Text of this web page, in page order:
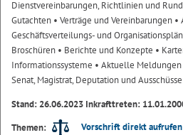
Dienstvereinbarungen, Richtlinien und
Gutachten • Verträge und Vereinbarungen •
Geschäftsverteilungs- und
Broschüren • Berichte und Konzepte •
Informationssysteme • Aktuelle
Senat, Magistrat, Deputation und Ausschüsse
Stand: 26.06.2023 Inkrafttreten:
Themen:
Vorschrift direkt aufrufen